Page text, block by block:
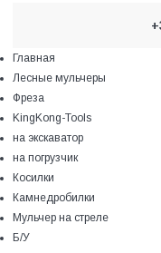
Главная
Лесные мульчеры
Фреза
KingKong-Tools
на экскаватор
на погрузчик
Косилки
Камнедробилки
Мульчер на стреле
Б/У